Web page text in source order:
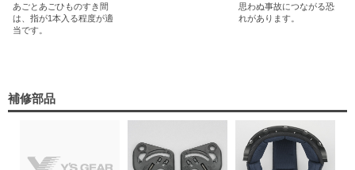
あごとあごひものすき間
は、指が1本入る程度が適
当です。
思わぬ事故につながる恐
れがあります。
補修部品